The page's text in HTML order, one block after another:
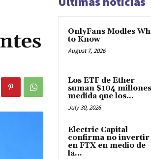
OnlyFans Modles
to Know
August 7, 2026
Los ETF de Ether
suman $104
medida que los...
July 30, 2026
Electric Capital
confirma no invertir
en FTX en medio de
la...